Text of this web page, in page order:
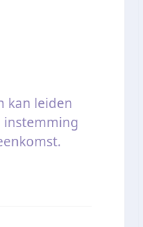
kan leiden